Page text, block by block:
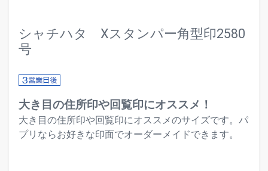
シャチハタ Xスタンパー角型印2580
号
大き目の住所印や回覧印にオススメ！
大き目の住所印や回覧印にオススメのサイズです。パ
プリならお好きな印面でオーダーメイドできます。